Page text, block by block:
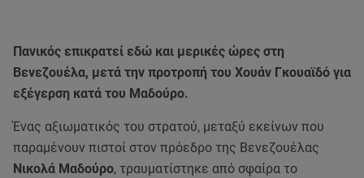
Πανικός επικρατεί εδώ και μερικές ώρες στη
Βενεζουέλα, μετά την προτροπή του Χουάν Γκουαϊδό για
εξέγερση κατά του Μαδούρο.
Ένας αξιωματικός του στρατού, μεταξύ εκείνων που
παραμένουν πιστοί στον πρόεδρο της Βενεζουέλας
Νικολά Μαδούρο, τραυματίστηκε από σφαίρα το